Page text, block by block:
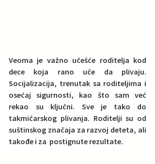
Veoma je važno učešće roditelja kod
dece koja rano uče da plivaju.
Socijalizacija, trenutak sa roditeljima i
osećaj sigurnosti, kao što sam već
rekao su ključni. Sve je tako do
takmičarskog plivanja. Roditelji su od
suštinskog značaja za razvoj deteta, ali
takođe i za  postignute rezultate.